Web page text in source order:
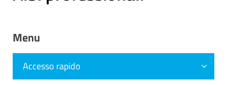
Menu
Accesso rapido